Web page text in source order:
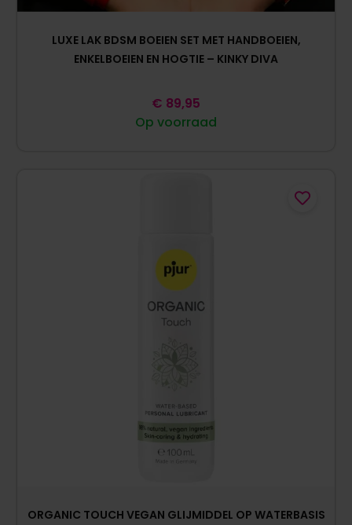
LUXE LAK BDSM BOEIEN SET MET HANDBOEIEN,
ENKELBOEIEN EN HOGTIE – KINKY DIVA
Op voorraad
€ 89,95
ORGANIC TOUCH VEGAN GLIJMIDDEL OP WATERBASIS